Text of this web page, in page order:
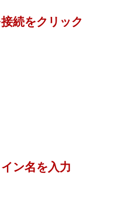
続をクリック
ン名を入力